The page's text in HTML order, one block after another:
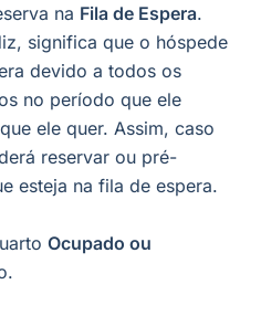
na Fila de Espera.
significa que o hóspede
devido a todos os
no período que ele
ele quer. Assim, caso
reservar ou pré-
esteja na fila de espera.
Ocupado ou